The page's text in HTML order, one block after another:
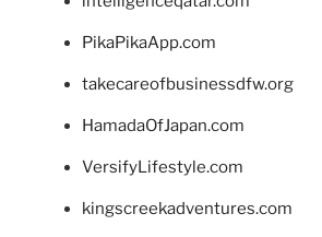
PikaPikaApp.com
takecareofbusinessdfw.org
HamadaOfJapan.com
VersifyLifestyle.com
kingscreekadventures.com